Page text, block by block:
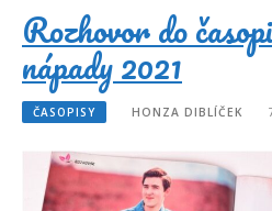
Rozhovor do
nápady 2021
ČASOPISY HONZA DIBLÍČEK